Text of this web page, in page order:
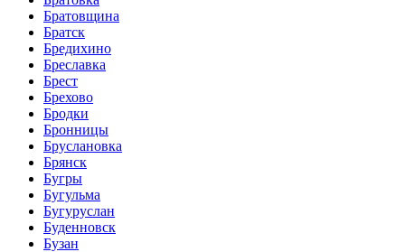
Братовщина
Братск
Бредихино
Бреславка
Брест
Брехово
Бродки
Бронницы
Бруслановка
Брянск
Бугры
Бугульма
Бугуруслан
Буденновск
Бузан